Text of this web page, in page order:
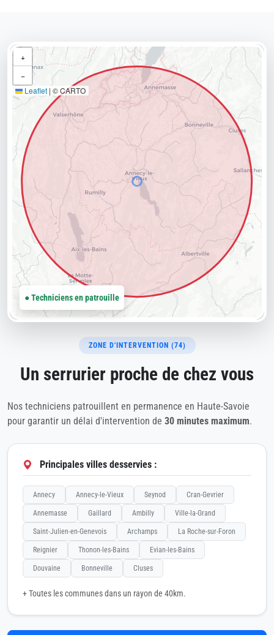
ZONE D'INTERVENTION (74)
Un serrurier proche de chez vous
Nos techniciens patrouillent en permanence en Haute-Savoie
pour garantir un délai d'intervention de 30 minutes maximum.
Principales villes desservies :
Annecy Annecy-le-Vieux Seynod Cran-Gevrier
Annemasse Gaillard Ambilly Ville-la-Grand
Saint-Julien-en-Genevois Archamps La Roche-sur-Foron
Reignier Thonon-les-Bains Evian-les-Bains
Douvaine Bonneville Cluses
+ Toutes les communes dans un rayon de 40km.
+
−
Leaflet | © CARTO
● Techniciens en patrouille